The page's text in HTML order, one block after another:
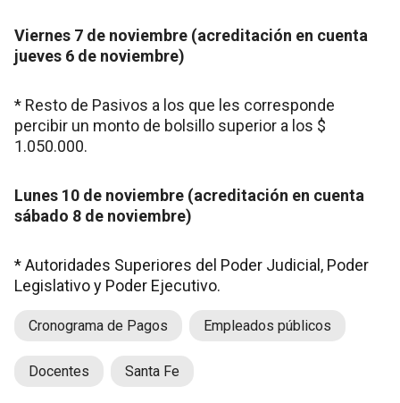
Viernes 7 de noviembre (acreditación en cuenta
jueves 6 de noviembre)
* Resto de Pasivos a los que les corresponde
percibir un monto de bolsillo superior a los $
1.050.000.
Lunes 10 de noviembre (acreditación en cuenta
sábado 8 de noviembre)
* Autoridades Superiores del Poder Judicial, Poder
Legislativo y Poder Ejecutivo.
Cronograma de Pagos Empleados públicos
Docentes Santa Fe